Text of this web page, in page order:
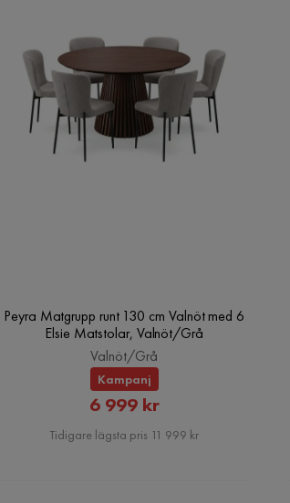
Peyra Matgrupp runt 130 cm Valnöt med 6
Elsie Matstolar, Valnöt/Grå
Valnöt/Grå
Kampanj
Rabatterat
Pris
6 999 kr
Tidigare lägsta pris 11 999 kr